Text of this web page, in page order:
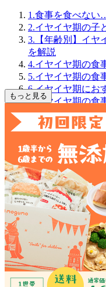
1.食事を食べない
2.イヤイヤ期の子
3.【年齢別】イヤ
を解説
4.イヤイヤ期の食
5.イヤイヤ期の食
6.イヤイヤ期にお
7.イヤイヤ期の食
8.イヤイヤ期の食
もっと見る